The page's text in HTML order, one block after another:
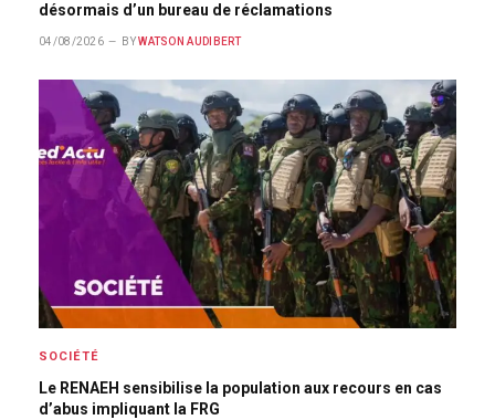
désormais d’un bureau de réclamations
04/08/2026 BY WATSON AUDIBERT
SOCIÉTÉ
Le RENAEH sensibilise la population aux recours en cas
d’abus impliquant la FRG